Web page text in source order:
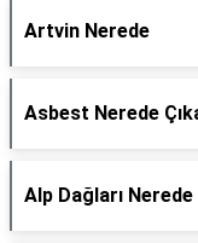
Artvin Nerede
Asbest Nerede
Alp Dağları Nerede